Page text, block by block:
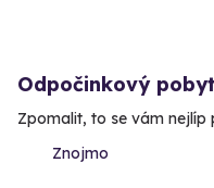
Odpočinkový
Zpomalit, to se vám nejlíp
Znojmo